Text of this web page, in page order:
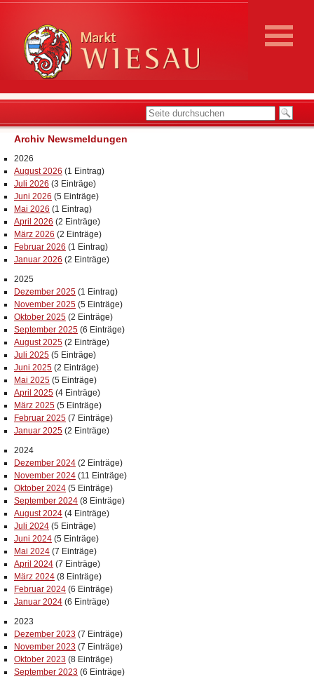
Archiv Newsmeldungen
2026
August 2026 (1 Eintrag)
Juli 2026 (3 Einträge)
Juni 2026 (5 Einträge)
Mai 2026 (1 Eintrag)
April 2026 (2 Einträge)
März 2026 (2 Einträge)
Februar 2026 (1 Eintrag)
Januar 2026 (2 Einträge)
2025
Dezember 2025 (1 Eintrag)
November 2025 (5 Einträge)
Oktober 2025 (2 Einträge)
September 2025 (6 Einträge)
August 2025 (2 Einträge)
Juli 2025 (5 Einträge)
Juni 2025 (2 Einträge)
Mai 2025 (5 Einträge)
April 2025 (4 Einträge)
März 2025 (5 Einträge)
Februar 2025 (7 Einträge)
Januar 2025 (2 Einträge)
2024
Dezember 2024 (2 Einträge)
November 2024 (11 Einträge)
Oktober 2024 (5 Einträge)
September 2024 (8 Einträge)
August 2024 (4 Einträge)
Juli 2024 (5 Einträge)
Juni 2024 (5 Einträge)
Mai 2024 (7 Einträge)
April 2024 (7 Einträge)
März 2024 (8 Einträge)
Februar 2024 (6 Einträge)
Januar 2024 (6 Einträge)
2023
Dezember 2023 (7 Einträge)
November 2023 (7 Einträge)
Oktober 2023 (8 Einträge)
September 2023 (6 Einträge)